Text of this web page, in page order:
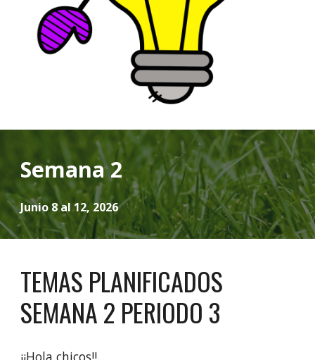
Semana 2
Junio 8 al 12, 2026
TEMAS PLANIFICADOS
SEMANA 2 PERIODO 3
¡¡Hola chicos!!